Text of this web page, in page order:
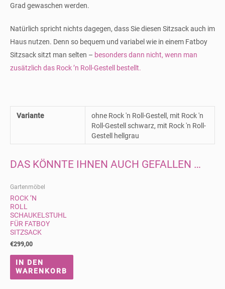
Grad gewaschen werden.
Natürlich spricht nichts dagegen, dass Sie diesen Sitzsack auch im
Haus nutzen. Denn so bequem und variabel wie in einem Fatboy
Sitzsack sitzt man selten – besonders dann nicht, wenn man
zusätzlich das Rock ’n Roll-Gestell bestellt.
Variante
ohne Rock 'n Roll-Gestell, mit Rock 'n
Roll-Gestell schwarz, mit Rock 'n Roll-
Gestell hellgrau
DAS KÖNNTE IHNEN AUCH GEFALLEN …
Gartenmöbel
ROCK ’N
ROLL
SCHAUKELSTUHL
FÜR FATBOY
SITZSACK
€299,00
IN DEN
WARENKORB